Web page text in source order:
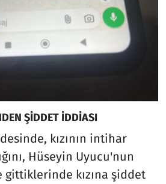
ŞİDDET İDDİASI
kızının intihar
Hüseyin Uyucu'nun
gittiklerinde kızına şiddet